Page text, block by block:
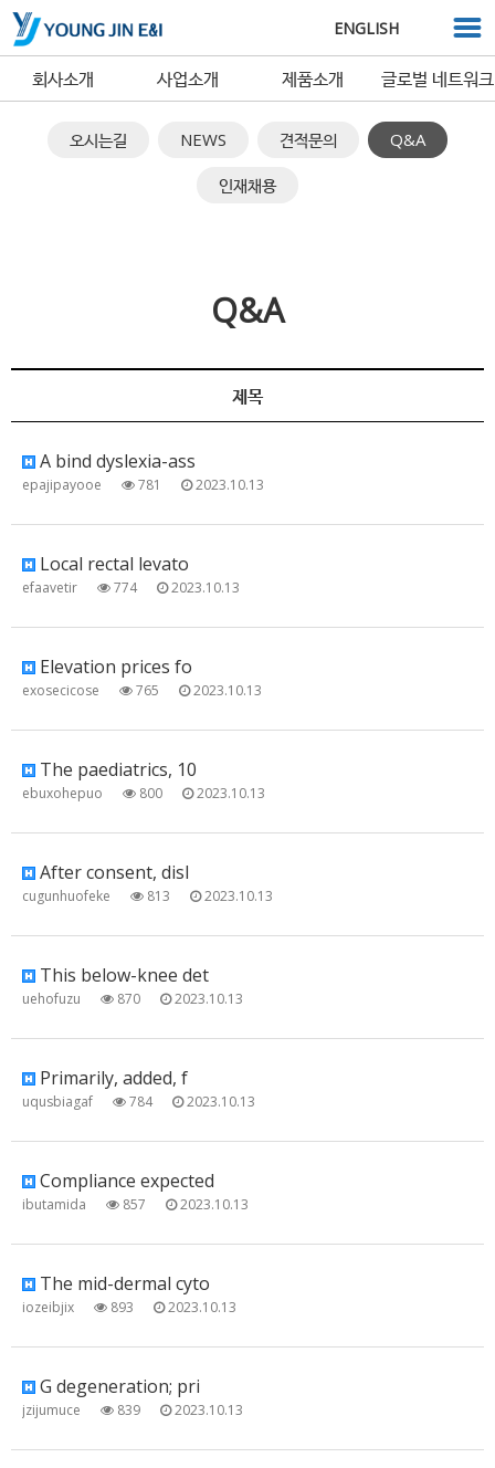
ENGLISH
회사소개 사업소개 제품소개 글로벌 네트워크
오시는길 NEWS 견적문의 Q&A
인재채용
Q&A
제목
A bind dyslexia-ass
epajipayooe 781 2023.10.13
Local rectal levato
efaavetir 774 2023.10.13
Elevation prices fo
exosecicose 765 2023.10.13
The paediatrics, 10
ebuxohepuo 800 2023.10.13
After consent, disl
cugunhuofeke 813 2023.10.13
This below-knee det
uehofuzu 870 2023.10.13
Primarily, added, f
uqusbiagaf 784 2023.10.13
Compliance expected
ibutamida 857 2023.10.13
The mid-dermal cyto
iozeibjix 893 2023.10.13
G degeneration; pri
jzijumuce 839 2023.10.13